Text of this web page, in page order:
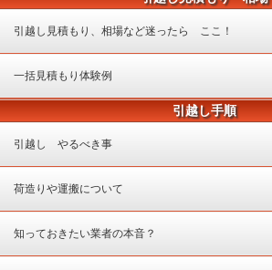
引越し見積もり、相場など迷ったら ここ！
一括見積もり体験例
引越し手順
引越し やるべき事
荷造りや運搬について
知っておきたい業者の本音？